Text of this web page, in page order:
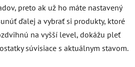
preto ak už ho máte nastavený
ďalej a vybrať si produkty, ktoré
na vyšší level, dokážu pleť
súvisiace s aktuálnym stavom.